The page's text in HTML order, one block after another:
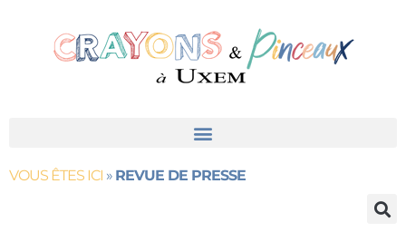
VOUS ÊTES ICI » REVUE DE PRESSE